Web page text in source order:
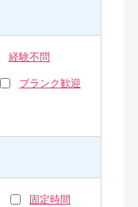
経験不問
ブランク歓迎
固定時間